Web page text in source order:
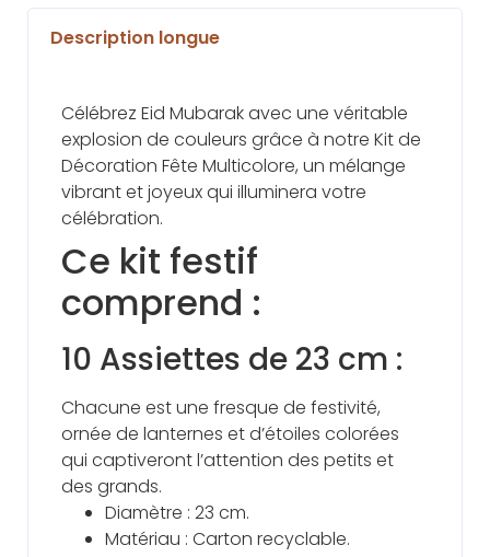
Description longue
Célébrez Eid Mubarak avec une véritable
explosion de couleurs grâce à notre Kit de
Décoration Fête Multicolore, un mélange
vibrant et joyeux qui illuminera votre
célébration.
Ce kit festif
comprend :
10 Assiettes de 23 cm :
Chacune est une fresque de festivité,
ornée de lanternes et d’étoiles colorées
qui captiveront l’attention des petits et
des grands.
Diamètre : 23 cm.
Matériau : Carton recyclable.